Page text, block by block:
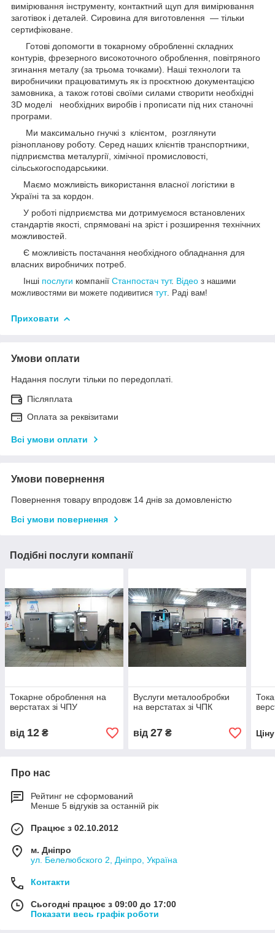
вимірювання інструменту, контактний щуп для вимірювання
заготівок і деталей. Сировина для виготовлення — тільки
сертифіковане.
Готові допомогти в токарному обробленні складних
контурів, фрезерного високоточного оброблення, повітряного
згинання металу (за трьома точками). Наші технологи та
виробничики працюватимуть як із проєктною документацією
замовника, а також готові своїми силами створити необхідні
3D моделі необхідних виробів і прописати під них станочні
програми.
Ми максимально гнучкі з клієнтом, розглянути
різнопланову роботу. Серед наших клієнтів транспортники,
підприємства металургії, хімічної промисловості,
сільськогосподарськики.
Маємо можливість використання власної логістики в
Україні та за кордон.
У роботі підприємства ми дотримуємося встановлених
стандартів якості, спрямовані на зріст і розширення технічних
можливостей.
Є можливість постачання необхідного обладнання для
власних виробничих потреб.
Інші послуги компанії Станпостач тут. Відео з нашими
можливостями ви можете подивитися тут. Раді вам!
Приховати
Умови оплати
Надання послуги тільки по передоплаті.
Післяплата
Оплата за реквізитами
Всі умови оплати
Умови повернення
Повернення товару впродовж 14 днів за домовленістю
Всі умови повернення
Подібні послуги компанії
Токарне оброблення на
верстатах зі ЧПУ
від 12 ₴
Вуслуги металообробки
на верстатах зі ЧПК
від 27₴
Про нас
Рейтинг не сформований
Менше 5 відгуків за останній рік
Працює з 02.10.2012
м. Дніпро
ул. Белелюбского 2, Дніпро, Україна
Контакти
Сьогодні працює з 09:00 до 17:00
Показати весь графік роботи